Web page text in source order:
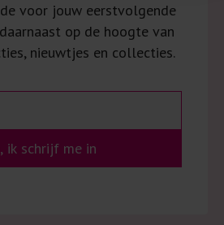
voor jouw eerstvolgende
op de hoogte van
nieuwtjes en collecties.
ik schrijf me in